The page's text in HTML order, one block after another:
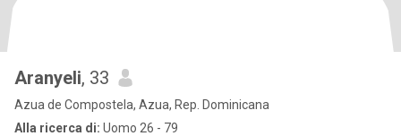
Aranyeli, 33
Azua de Compostela, Azua, Rep. Dominicana
Alla ricerca di: Uomo 26 - 79